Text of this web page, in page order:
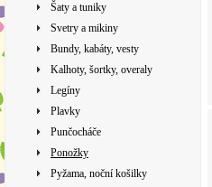
Šaty a tuniky
Svetry a mikiny
Bundy, kabáty, vesty
Kalhoty, šortky, overaly
Legíny
Plavky
Punčocháče
Ponožky
Pyžama, noční košilky